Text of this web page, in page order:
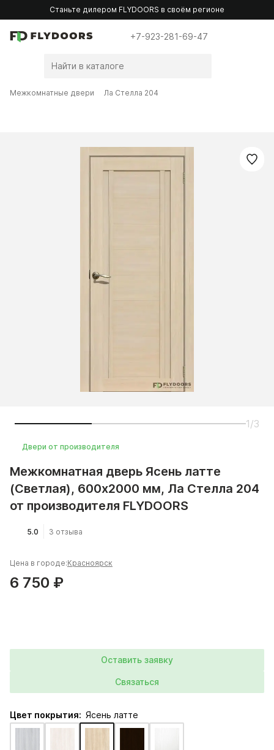
Станьте дилером FLYDOORS в своём регионе
+7-923-281-69-47
Межкомнатные двери Ла Стелла 204
1/3
Двери от производителя
Межкомнатная дверь Ясень латте
(Светлая), 600x2000 мм, Ла Стелла 204
от производителя FLYDOORS
5.0 3 отзыва
Цена в городе:Красноярск
6 750 ₽
Оставить заявку
Связаться
Цвет покрытия: Ясень латте